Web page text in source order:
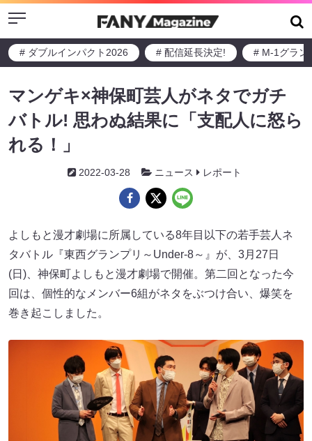
Menu
# ダブルインパクト2026 # 配信延長決定! # M-1グラン
マンゲキ×神保町芸人がネタでガチ
バトル! 思わぬ結果に「支配人に怒ら
れる！」
2022-03-28 ニュース レポート
よしもと漫才劇場に所属している8年目以下の若手芸人ネ
タバトル『東西グランプリ～Under-8～』が、3月27日
(日)、神保町よしもと漫才劇場で開催。第二回となった今
回は、個性的なメンバー6組がネタをぶつけ合い、爆笑を
巻き起こしました。